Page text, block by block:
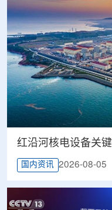
红沿河核电设备关
国内资讯 2026-08-05